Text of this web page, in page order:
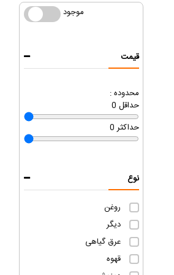
موجود موجود
قیمت
محدوده :
0 حداقل
0 حداکثر
نوع
روغن
دیگر
عرق گیاهی
قهوه